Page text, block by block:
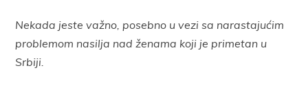
Nekada jeste važno, posebno u vezi sa narastajućim
problemom nasilja nad ženama koji je primetan u
Srbiji.